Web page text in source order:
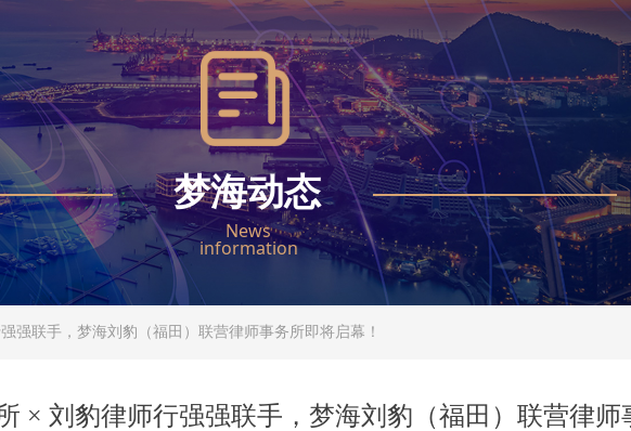
× 刘豹律师行强强联手，梦海刘豹（福田）联营律师
强联手，梦海刘豹（福田）联营律师事务所即将启幕！
梦海动态
News
information